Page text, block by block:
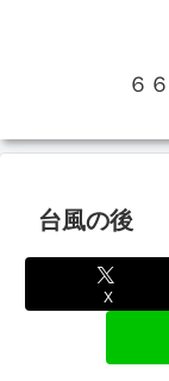
６
台風の後
X